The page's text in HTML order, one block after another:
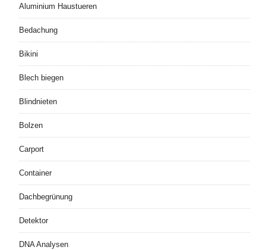
Aluminium Haustueren
Bedachung
Bikini
Blech biegen
Blindnieten
Bolzen
Carport
Container
Dachbegrünung
Detektor
DNA Analysen